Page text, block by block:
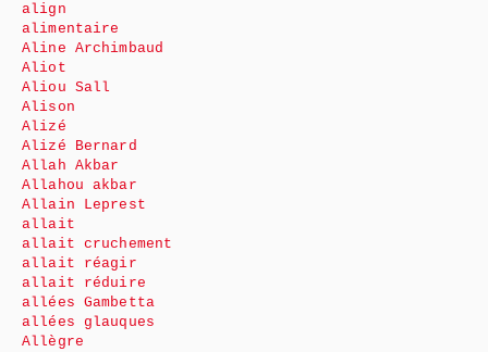
align
alimentaire
Aline Archimbaud
Aliot
Aliou Sall
Alison
Alizé
Alizé Bernard
Allah Akbar
Allahou akbar
Allain Leprest
allait
allait cruchement
allait réagir
allait réduire
allées Gambetta
allées glauques
Allègre